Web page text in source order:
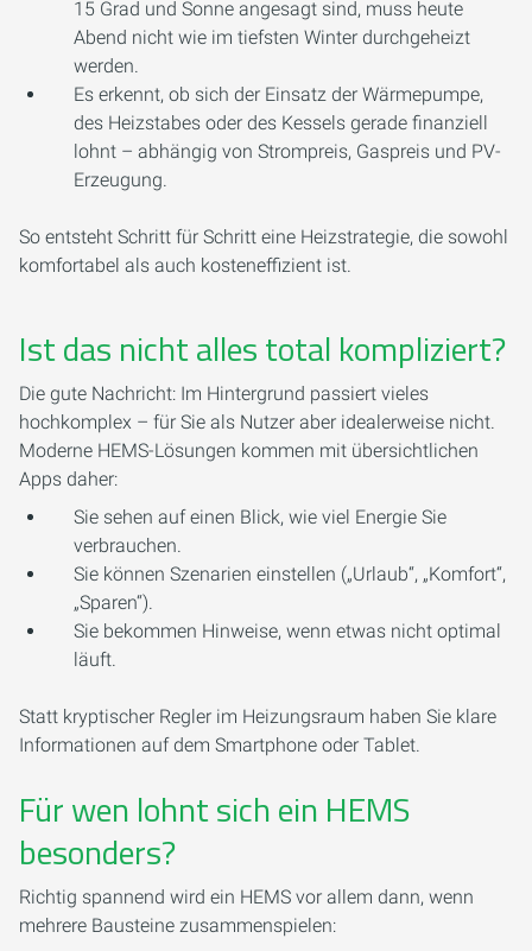
15 Grad und Sonne angesagt sind, muss heute
Abend nicht wie im tiefsten Winter durchgeheizt
werden.
Es erkennt, ob sich der Einsatz der Wärmepumpe,
des Heizstabes oder des Kessels gerade finanziell
lohnt – abhängig von Strompreis, Gaspreis und PV-
Erzeugung.
So entsteht Schritt für Schritt eine Heizstrategie, die sowohl
komfortabel als auch kosteneffizient ist.
Ist das nicht alles total kompliziert?
Die gute Nachricht: Im Hintergrund passiert vieles
hochkomplex – für Sie als Nutzer aber idealerweise nicht.
Moderne HEMS-Lösungen kommen mit übersichtlichen
Apps daher:
Sie sehen auf einen Blick, wie viel Energie Sie
verbrauchen.
Sie können Szenarien einstellen („Urlaub“, „Komfort“,
„Sparen“).
Sie bekommen Hinweise, wenn etwas nicht optimal
läuft.
Statt kryptischer Regler im Heizungsraum haben Sie klare
Informationen auf dem Smartphone oder Tablet.
Für wen lohnt sich ein HEMS
besonders?
Richtig spannend wird ein HEMS vor allem dann, wenn
mehrere Bausteine zusammenspielen: